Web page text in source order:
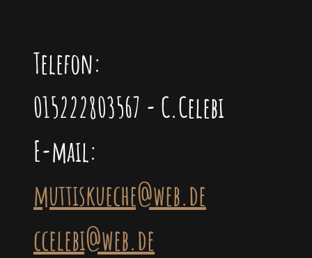
Telefon:
015222803567 - C.Celebi
E-mail:
muttiskueche@web.de
ccelebi@web.de